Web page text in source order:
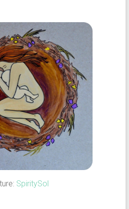
SpiritySol